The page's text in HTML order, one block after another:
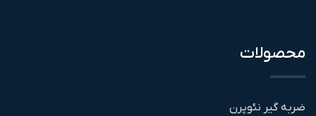
محصولات
ضربه گیر نئوپرن